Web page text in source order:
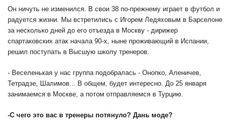
Он ничуть не изменился. В свои 38 по-прежнему играет в футбол и
радуется жизни. Мы встретились с Игорем Ледяховым в Барселоне
за несколько дней до его отъезда в Москву - дирижер
спартаковских атак начала 90-х, ныне проживающий в Испании,
решил поступать в Высшую школу тренеров.
- Веселенькая у нас группа подобралась - Онопко, Аленичев,
Тетрадзе, Шалимов... В общем, будет интересно. До 25 января
занимаемся в Москве, а потом отправляемся в Турцию.
-С чего это вас в тренеры потянуло? Дань моде?